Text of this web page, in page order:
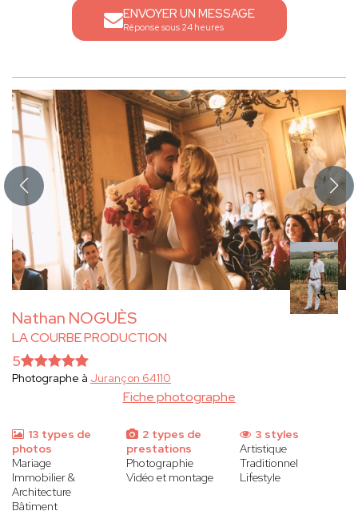
ENVOYER UN MESSAGE
Réponse sous 24 heures
Nathan NOGUÈS
LA COURBE PRODUCTION
Fiche photographe
5
Photographe à Jurançon 64110
13 types de
photos
Mariage
Immobilier &
Architecture
Bâtiment
2 types de
prestations
Photographie
Vidéo et montage
3 styles
Artistique
Traditionnel
Lifestyle